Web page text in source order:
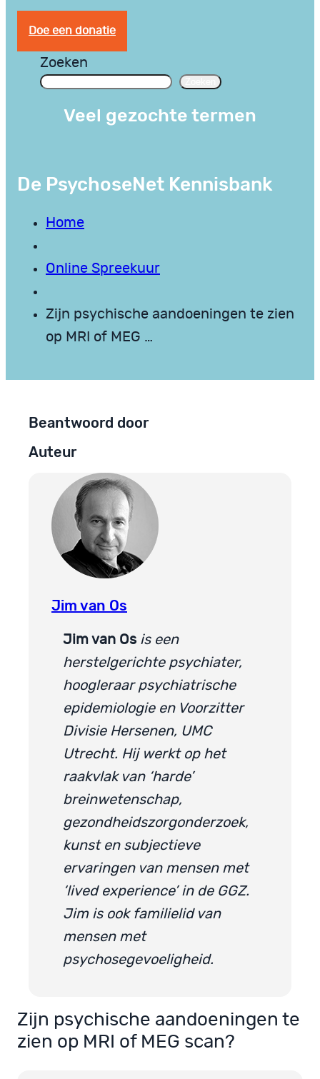
Doe een donatie
Zoeken
Veel gezochte termen
De PsychoseNet Kennisbank
Home
Online Spreekuur
Zijn psychische aandoeningen te zien
op MRI of MEG …
Beantwoord door
Auteur
Jim van Os
Jim van Os is een
herstelgerichte psychiater,
hoogleraar psychiatrische
epidemiologie en Voorzitter
Divisie Hersenen, UMC
Utrecht. Hij werkt op het
raakvlak van ‘harde’
breinwetenschap,
gezondheidszorgonderzoek,
kunst en subjectieve
ervaringen van mensen met
‘lived experience’ in de GGZ.
Jim is ook familielid van
mensen met
psychosegevoeligheid.
Zijn psychische aandoeningen te
zien op MRI of MEG scan?